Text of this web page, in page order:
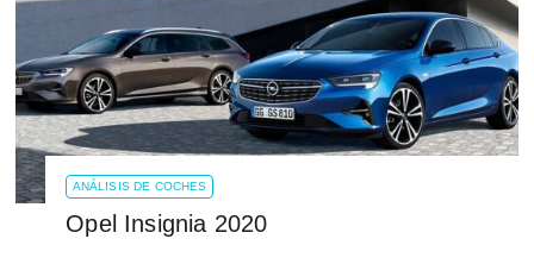
ANÁLISIS DE COCHES
Opel Insignia 2020